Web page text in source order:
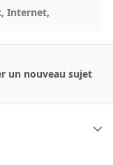
Internet,
un nouveau sujet